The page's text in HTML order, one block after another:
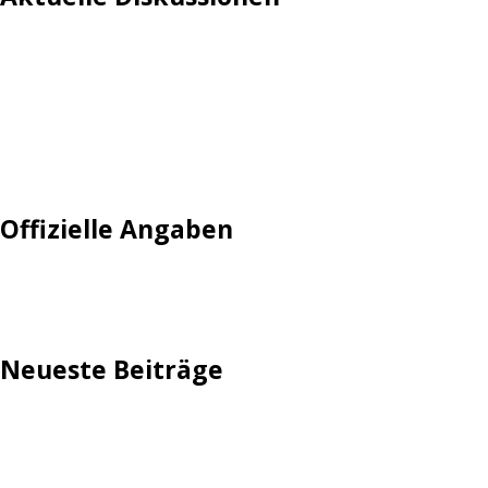
Offizielle Angaben
Neueste Beiträge